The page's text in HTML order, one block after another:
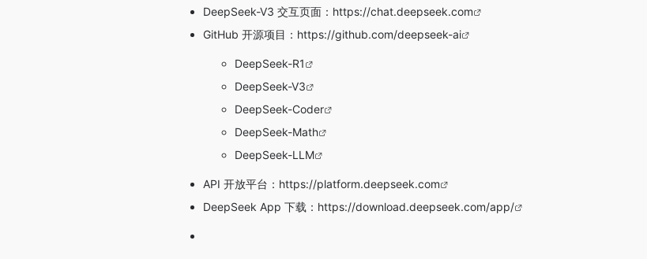
DeepSeek-V3 交互页面： https://chat.deepseek.com
GitHub 开源项目： https://github.com/deepseek-ai
DeepSeek-R1
DeepSeek-V3
DeepSeek-Coder
DeepSeek-Math
DeepSeek-LLM
API 开放平台： https://platform.deepseek.com
DeepSeek App 下载： https://download.deepseek.com/app/